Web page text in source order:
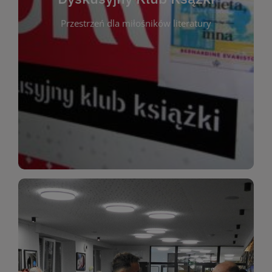
Przestrzeń dla miłośników literatury
Dyskusyjny Klub Ksążki
Dyskusyjny Klub Książki to przestrzeń dla
miłośników literatury, którzy lubią dzielić się
opiniami i emocjami po lekturze. Spotykamy się
regularnie, by rozmawiać o wybranych tytułach z
różnych gatunków literackich. Każde spotkanie to
okazja do inspirującej dyskusji, wymiany
miłośników estetycznych doznań!
WIĘCEJ